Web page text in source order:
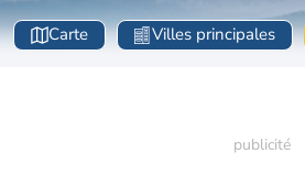
Carte Villes principales